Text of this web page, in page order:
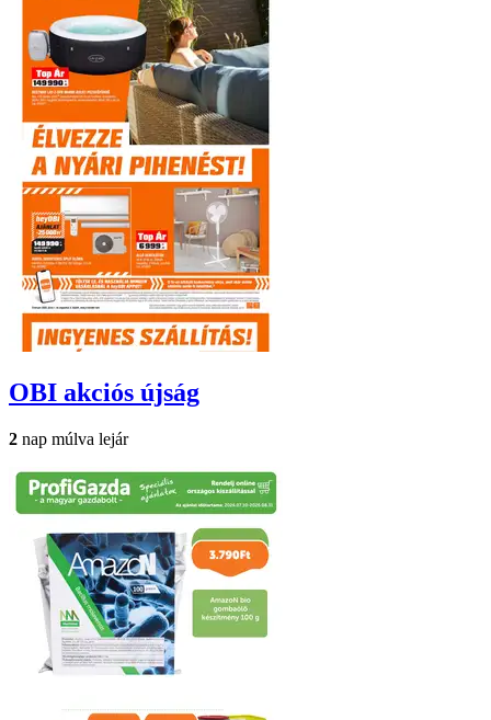
OBI akciós újság
2 nap múlva lejár